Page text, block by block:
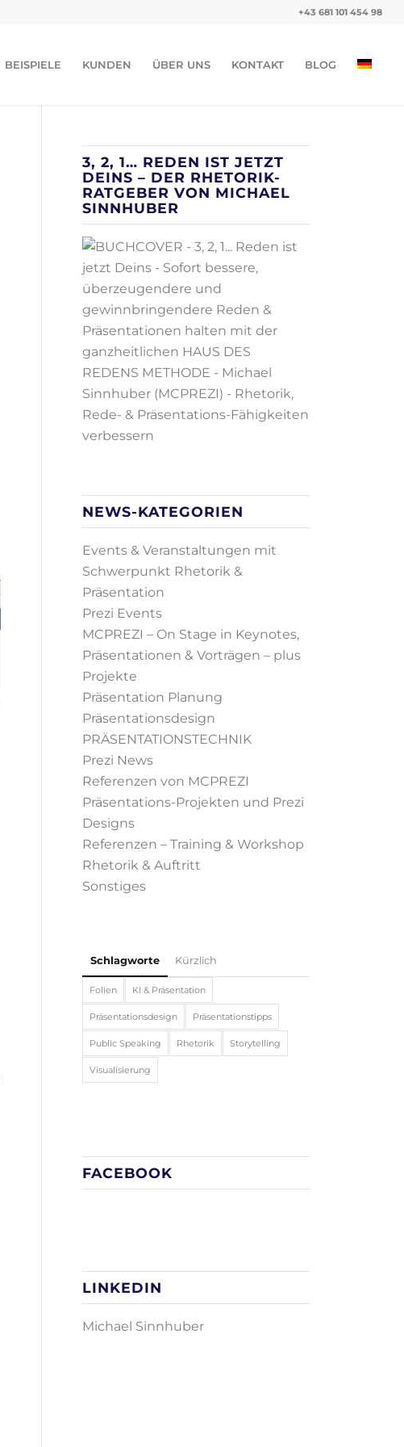
+43 681 101 454 98
BEISPIELE KUNDEN ÜBER UNS KONTAKT BLOG
3, 2, 1… REDEN IST JETZT
DEINS – DER RHETORIK-
RATGEBER VON MICHAEL
SINNHUBER
NEWS-KATEGORIEN
Events & Veranstaltungen mit
Schwerpunkt Rhetorik &
Präsentation
Prezi Events
MCPREZI – On Stage in Keynotes,
Präsentationen & Vorträgen – plus
Projekte
Präsentation Planung
Präsentationsdesign
PRÄSENTATIONSTECHNIK
Prezi News
Referenzen von MCPREZI
Präsentations-Projekten und Prezi
Designs
Referenzen – Training & Workshop
Rhetorik & Auftritt
Sonstiges
Schlagworte Kürzlich
Folien KI & Präsentation
Präsentationsdesign Präsentationstipps
Public Speaking Rhetorik Storytelling
Visualisierung
FACEBOOK
LINKEDIN
Michael Sinnhuber